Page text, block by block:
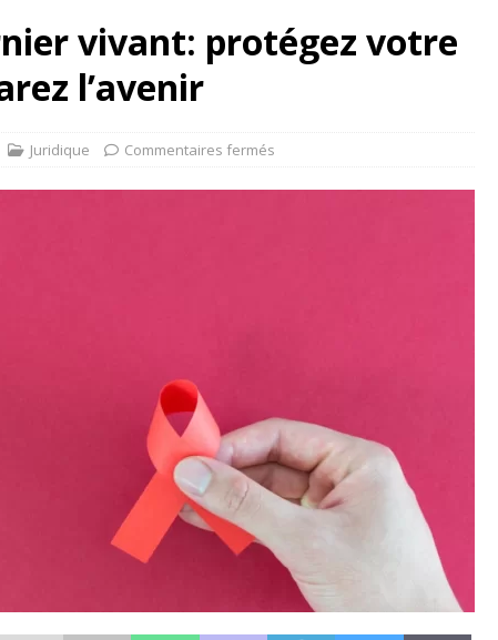
vivant: protégez votre
l’avenir
Juridique Commentaires fermés